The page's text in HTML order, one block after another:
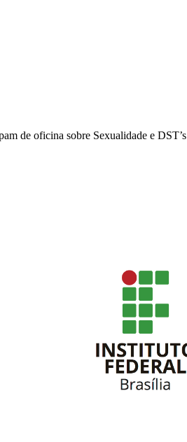
de oficina sobre Sexualidade e DST’s